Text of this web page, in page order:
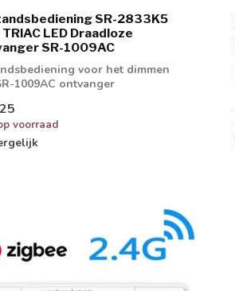
SR-2833K5
LED Draadloze
SR-1009AC
voor het dimmen
1009AC ontvanger
voorraad